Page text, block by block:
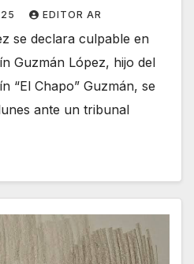
EDITOR AR
se declara culpable en
Guzmán López, hijo del
“El Chapo” Guzmán, se
ante un tribunal